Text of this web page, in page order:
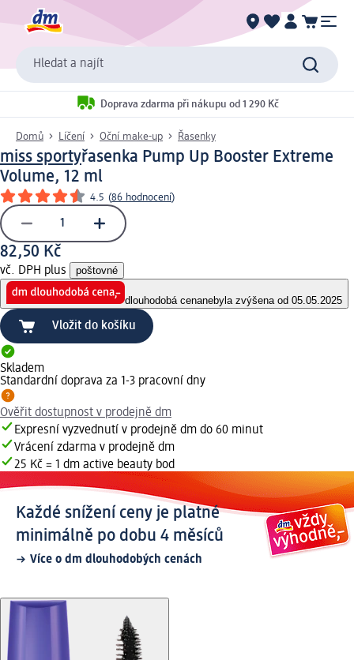
Hledat a najít
Doprava zdarma při nákupu od 1 290 Kč
Domů Líčení Oční make-up Řasenky
miss sportyřasenka Pump Up Booster Extreme
Volume, 12 ml
4.5 (86 hodnocení)
82,50 Kč
vč. DPH plus poštovné
dlouhodobá cenanebyla zvýšena od 05.05.2025
Vložit do košíku
Skladem
Standardní doprava za 1-3 pracovní dny
Ověřit dostupnost v prodejně dm
Expresní vyzvednutí v prodejně dm do 60 minut
Vrácení zdarma v prodejně dm
25 Kč = 1 dm active beauty bod
Každé snížení ceny je platné
minimálně po dobu 4 měsíců
Více o dm dlouhodobých cenách